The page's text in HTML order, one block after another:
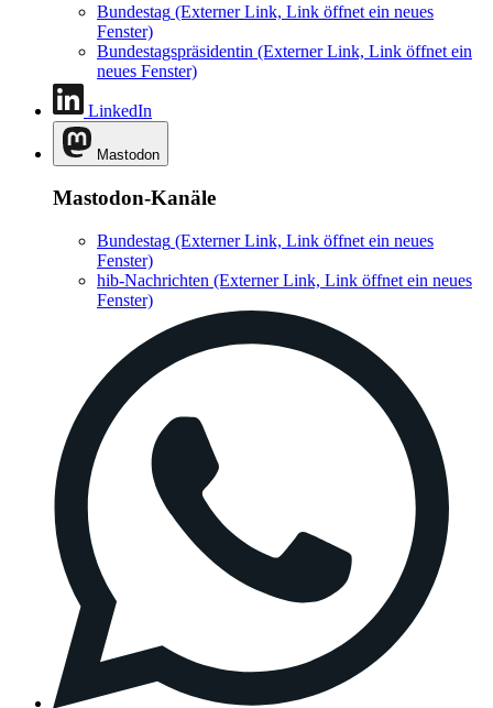
Bundestag (Externer Link, Link öffnet ein neues
Fenster)
Bundestagspräsidentin (Externer Link, Link öffnet ein
neues Fenster)
LinkedIn
Mastodon
Mastodon-Kanäle
Bundestag (Externer Link, Link öffnet ein neues
Fenster)
hib-Nachrichten (Externer Link, Link öffnet ein neues
Fenster)